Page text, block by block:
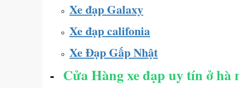
Xe đạp Galaxy
Xe đạp califonia
Xe Đạp Gấp Nhật
- Cửa Hàng xe đạp uy tín ở